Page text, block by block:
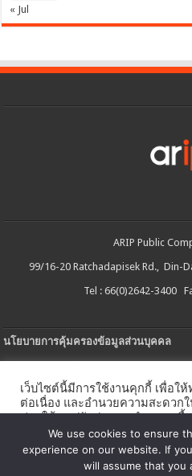
« Jul
ARIP Public
99/16-20 Ratchadapisek Rd., Din-
Tel : 66(0)2642-3400
นโยบายการคุ้มครองข้อมูลส่วนบุคคล
นโยบายการใช้คกกี้
นโยบายความปลอดภัยของข้อมูลสารสนเ
เว็บไซต์นี้มีการใช้งานคุกกี้ เพื่อใ
ต่อเนื่อง และอำนวยความสะดวก
ช่วยให้เราปรับปรุงการนำเสนอเ
ของท่าน โดยสามารถศึกษารายล
คุกกี้
We use cookies to ensure
experience on our website. If
will assume that you